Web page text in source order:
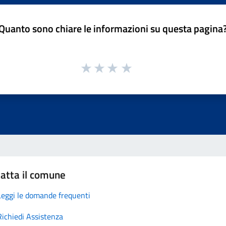
sono chiare le informazioni su questa
il comune
le domande frequenti
Assistenza